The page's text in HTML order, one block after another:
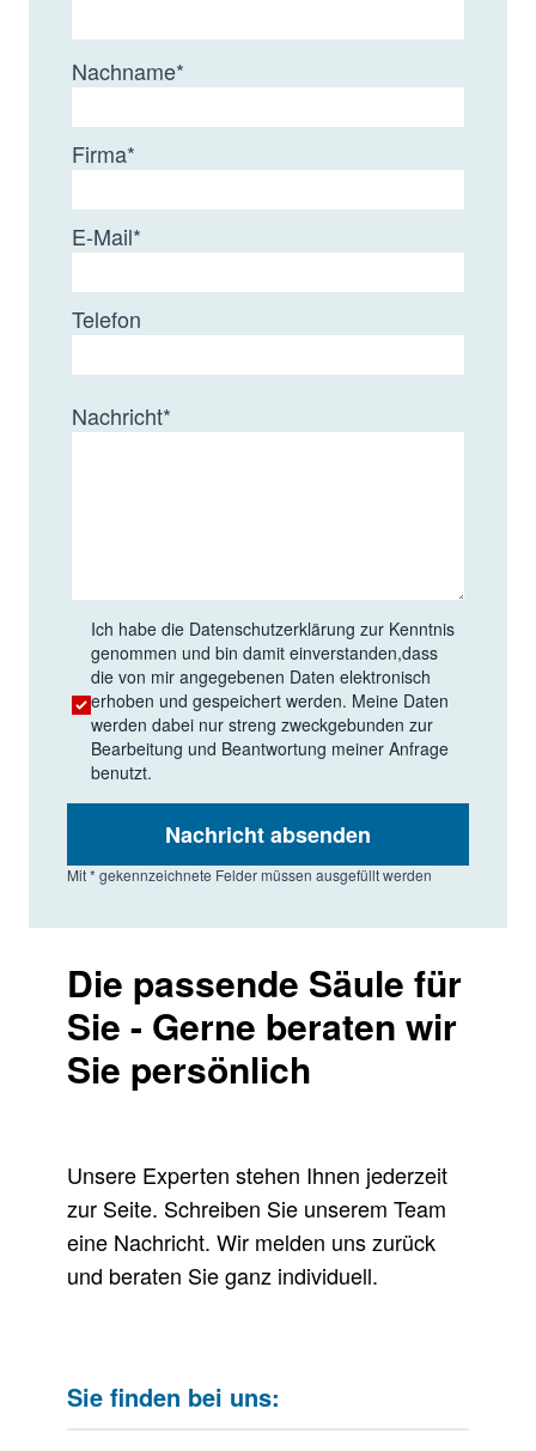
Nachname*
Firma*
E-Mail*
Telefon
Nachricht*
Ich habe die Datenschutzerklärung zur Kenntnis
genommen und bin damit einverstanden,dass
die von mir angegebenen Daten elektronisch
erhoben und gespeichert werden. Meine Daten
werden dabei nur streng zweckgebunden zur
Bearbeitung und Beantwortung meiner Anfrage
benutzt.
Nachricht absenden
Mit * gekennzeichnete Felder müssen ausgefüllt werden
Die passende Säule für
Sie - Gerne beraten wir
Sie persönlich
Unsere Experten stehen Ihnen jederzeit
zur Seite. Schreiben Sie unserem Team
eine Nachricht. Wir melden uns zurück
und beraten Sie ganz individuell.
Sie finden bei uns: